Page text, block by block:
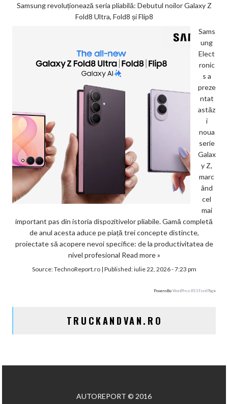
Samsung revoluționează seria pliabilă: Debutul noilor Galaxy Z
Fold8 Ultra, Fold8 și Flip8
Sams
ung
Elect
ronic
s a
preze
ntat
astăz
i
noua
serie
Galax
y Z,
marc
ând
cel
mai
important pas din istoria dispozitivelor pliabile. Gamă completă
de anul acesta aduce pe piață trei concepte distincte,
proiectate să acopere nevoi specifice: de la productivitatea de
nivel profesional Read more »
Source:TechnoReport.ro| Published:iulie 22, 2026 - 7:23 pm
Powered byWordPress RSS Feed Plugin
TRUCKANDVAN.RO
AUTOREPORT © 2016